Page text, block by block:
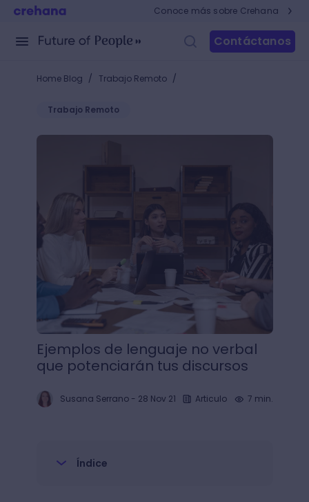
Conoce más sobre Crehana
Contáctanos
Home Blog / Trabajo Remoto /
Trabajo Remoto
Ejemplos de lenguaje no verbal que potenciarán
Ejemplos de lenguaje no verbal
que potenciarán tus discursos
Susana Serrano- 28 Nov 21 Articulo 7 min.
Índice